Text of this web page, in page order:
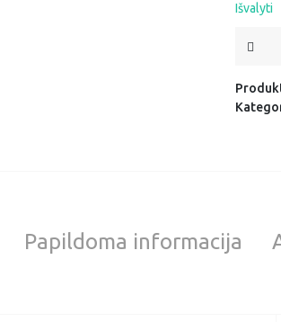
Išvalyti
KIEKIS:
Papildoma informacija